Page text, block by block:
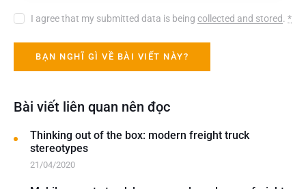
I agree that my submitted data is beingcollected and stored.*
Bài viết liên quan nên đọc
Thinking out of the box: modern freight truck
stereotypes
21/04/2020